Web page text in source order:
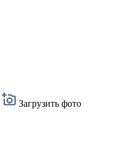
Загрузить фото